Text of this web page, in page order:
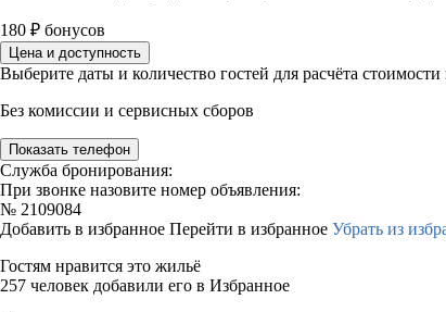
180 ₽ бонусов
Цена и доступность
Выберите даты и количество гостей для расчёта
Без комиссии и сервисных сборов
Показать телефон
Служба бронирования:
При звонке назовите номер объявления:
№ 2109084
Добавить в избранное Перейти в избранное Убрать из
Гостям нравится это жильё
257 человек добавили его в Избранное